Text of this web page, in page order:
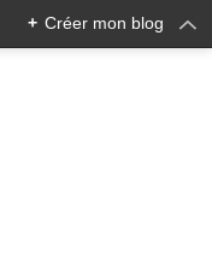
+ Créer mon blog